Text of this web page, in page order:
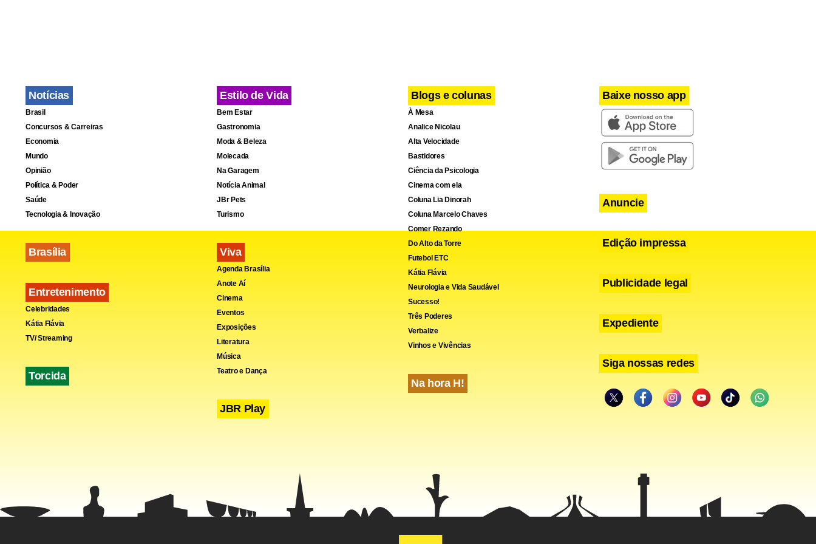
Facebook Telegram
Share
Notícias
Brasil
Concursos & Carreiras
Economia
Mundo
Opinião
Política & Poder
Saúde
Tecnologia & Inovação
Brasília
Entretenimento
Celebridades
Kátia Flávia
TV/ Streaming
Torcida
Estilo de Vida
Bem Estar
Gastronomia
Moda & Beleza
Molecada
Na Garagem
Notícia Animal
JBr Pets
Turismo
Viva
Agenda Brasília
Anote Aí
Cinema
Eventos
Exposições
Literatura
Música
Teatro e Dança
JBR Play
Blogs e colunas
À Mesa
Analice Nicolau
Alta Velocidade
Bastidores
Ciência da Psicologia
Cinema com ela
Coluna Lia Dinorah
Coluna Marcelo Chaves
Comer Rezando
Do Alto da Torre
Futebol ETC
Kátia Flávia
Neurologia e Vida Saudável
Sucesso!
Três Poderes
Verbalize
Vinhos e Vivências
Na hora H!
Baixe nosso app
Anuncie
Edição impressa
Publicidade legal
Expediente
Siga nossas redes